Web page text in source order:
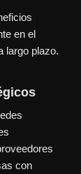
en el
largo plazo.
con